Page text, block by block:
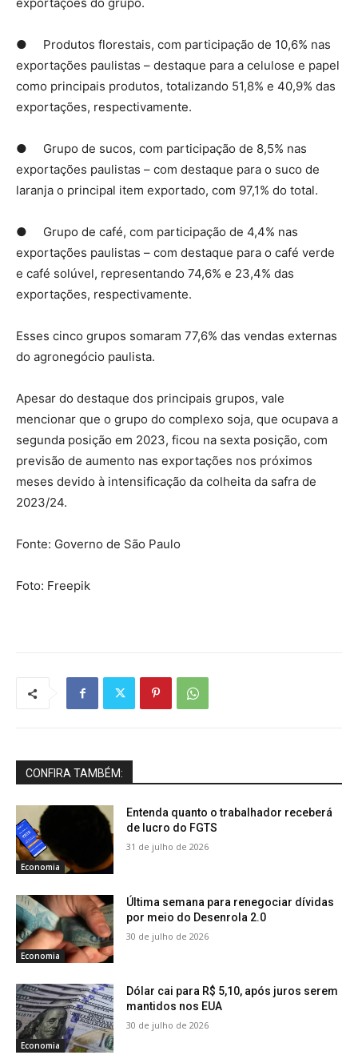
● Produtos florestais, com participação de 10,6% nas
exportações paulistas – destaque para a celulose e papel
como principais produtos, totalizando 51,8% e 40,9% das
exportações, respectivamente.
● Grupo de sucos, com participação de 8,5% nas
exportações paulistas – com destaque para o suco de
laranja o principal item exportado, com 97,1% do total.
● Grupo de café, com participação de 4,4% nas
exportações paulistas – com destaque para o café verde
e café solúvel, representando 74,6% e 23,4% das
exportações, respectivamente.
Esses cinco grupos somaram 77,6% das vendas externas
do agronegócio paulista.
Apesar do destaque dos principais grupos, vale
mencionar que o grupo do complexo soja, que ocupava a
segunda posição em 2023, ficou na sexta posição, com
previsão de aumento nas exportações nos próximos
meses devido à intensificação da colheita da safra de
2023/24.
Fonte: Governo de São Paulo
Foto: Freepik
CONFIRA TAMBÉM:
Economia
Entenda quanto o trabalhador receberá
de lucro do FGTS
31 de julho de 2026
Economia
Última semana para renegociar dívidas
por meio do Desenrola 2.0
30 de julho de 2026
Economia
Dólar cai para R$ 5,10, após juros serem
mantidos nos EUA
30 de julho de 2026